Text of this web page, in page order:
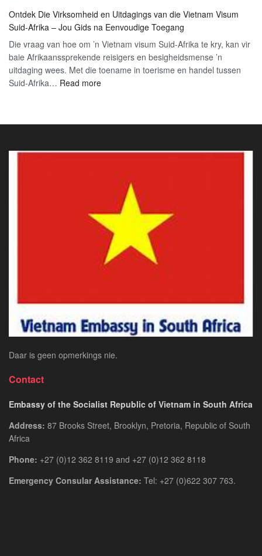
vir
‘n
Gladde
Viëtnam
Visum-
aansoekproses
Afrikaanse
Ontdek Die Virksomheid en Uitdagings van die Vietnam Visum
Suid-Afrika – Jou Gids na Eenvoudige Toegang
Die vraag van hoe om ’n Vietnam visum Suid-Afrika te kry, kan vir
baie Afrikaanssprekende reisigers en besigheidsmense ’n
uitdaging wees. Met die toename in toerisme en handel tussen
Suid-Afrika… Read more:
Vietnam
Visum
Suid-
Afrika
–
Jou
Gids
na
Toegang
Daar is geen opmerkings nie.
Contact
Embassy of the Socialist Republic of Vietnam in South Africa
Address: 87 Brooks Street, Brooklyn, Pretoria, Republic of South
Africa
Phone: +27 (0)12 362 8119 and +27 (0)12 362 8118
Emergency Consular Assistance: Tel: +27 (0)622 307 763.